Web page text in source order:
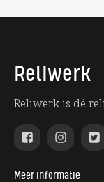
Reliwerk
Reliwerk is dé
Meer informatie